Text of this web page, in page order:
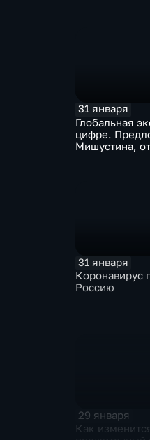
31 января
Глобальная
цифре.
Мишустина,
31 января
Коронавирус
Россию
29 января
Как